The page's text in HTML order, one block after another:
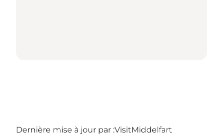
Dernière mise à jour par :VisitMiddelfart